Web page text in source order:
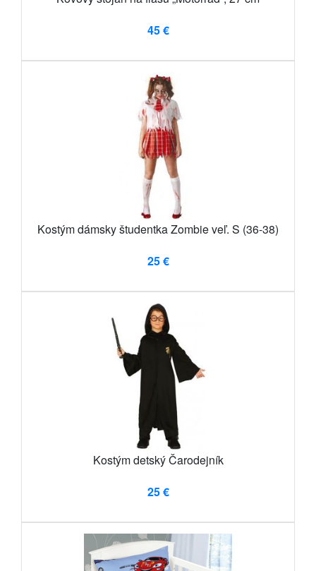
45 €
Kostým dámsky študentka Zombie veľ. S (36-38)
25 €
Kostým detský Čarodejník
25 €